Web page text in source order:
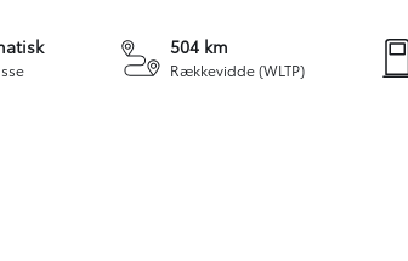
Rækkevidde (WLTP)
504 km